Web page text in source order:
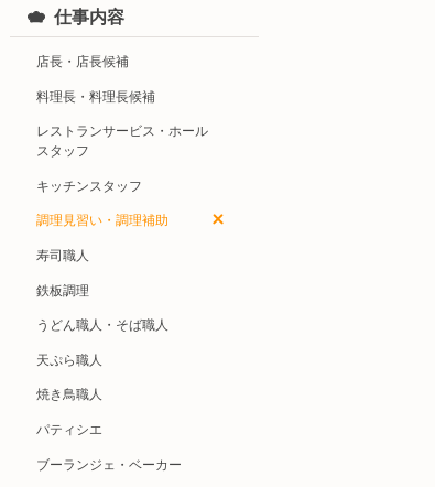
仕事内容
店長・店長候補
料理長・料理長候補
レストランサービス・ホール
スタッフ
キッチンスタッフ
調理見習い・調理補助
寿司職人
鉄板調理
うどん職人・そば職人
天ぷら職人
焼き鳥職人
パティシエ
ブーランジェ・ベーカー